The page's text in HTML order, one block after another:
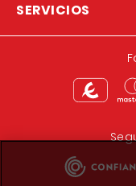
SERVICIOS